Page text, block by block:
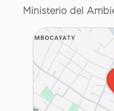
Ministerio del